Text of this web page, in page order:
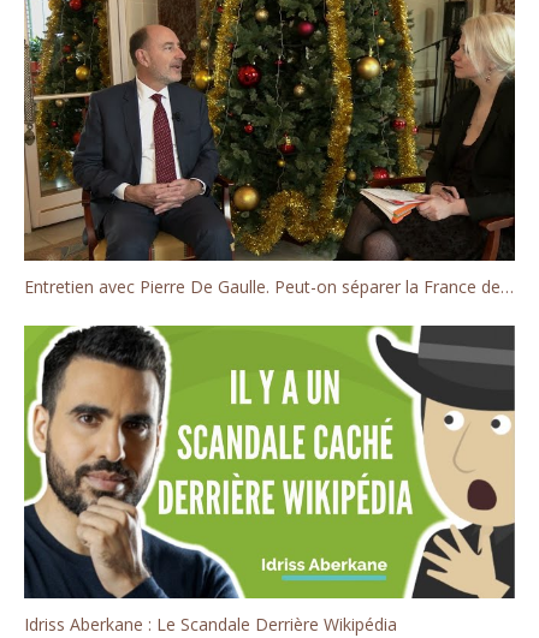
Entretien avec Pierre De Gaulle. Peut-on séparer la France de la Russie?
Idriss Aberkane : Le Scandale Derrière Wikipédia